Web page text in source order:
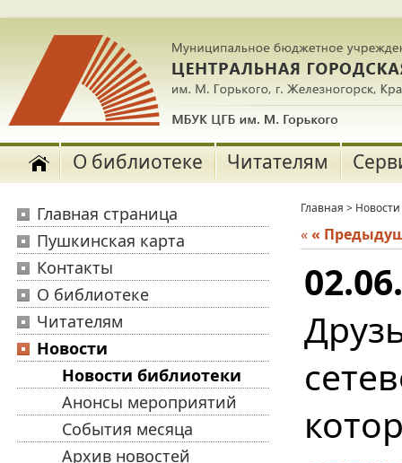
О библиотеке Читателям
Главная страница
Пушкинская карта
Контакты
О библиотеке
Читателям
Новости
Новости библиотеки
Анонсы мероприятий
События месяца
Архив новостей
Главная > Новости
««